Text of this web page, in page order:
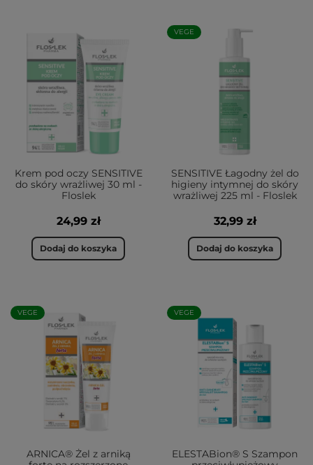
Krem pod oczy SENSITIVE
do skóry wrażliwej 30 ml -
Floslek
24,99 zł
Dodaj do koszyka
VEGE
SENSITIVE Łagodny żel do
higieny intymnej do skóry
wrażliwej 225 ml - Floslek
32,99 zł
Dodaj do koszyka
VEGE
ARNICA® Żel z arniką
VEGE
ELESTABion® S Szampon